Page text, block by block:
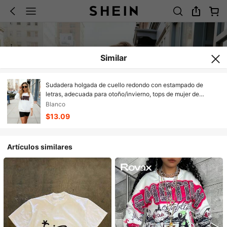
Similar
Sudadera holgada de cuello redondo con estampado de
letras, adecuada para otoño/invierno, tops de mujer de
otoño/invierno, sudadera con gráfico de estilo Y2K, ropa
exterior casual, blanco, de moda
Blanco
$13.09
Artículos similares